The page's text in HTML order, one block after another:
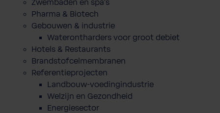
Zwembaden en spa's
Pharma & Biotech
Gebouwen & industrie
Waterontharders voor groot debiet
Hotels & Restaurants
Brandstofcelmembranen
Referentieprojecten
Landbouw-voedingindustrie
Welzijn en Gezondheid
Energiesector